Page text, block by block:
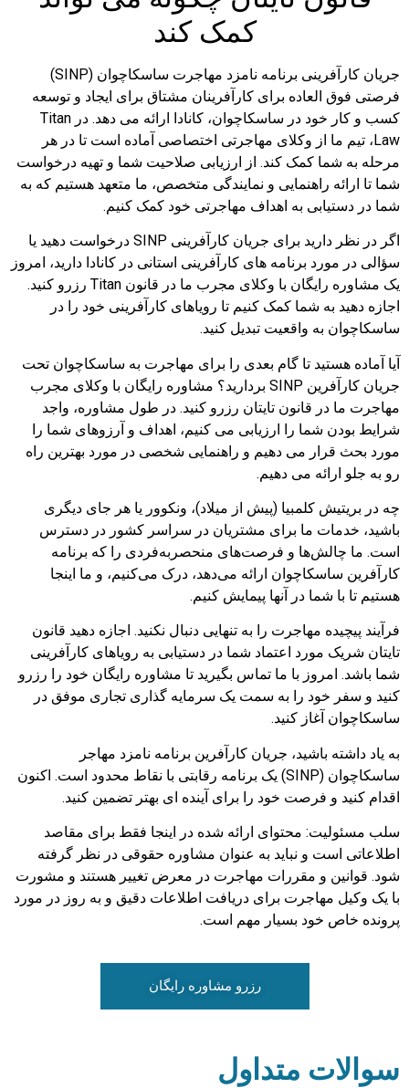
کمک کند
جریان کارآفرینی برنامه نامزد مهاجرت ساسکاچوان (SINP)
فرصتی فوق العاده برای کارآفرینان مشتاق برای ایجاد و توسعه
کسب و کار خود در ساسکاچوان، کانادا ارائه می دهد. در Titan
Law، تیم ما از وکلای مهاجرتی اختصاصی آماده است تا در هر
مرحله به شما کمک کند. از ارزیابی صلاحیت شما و تهیه درخواست
شما تا ارائه راهنمایی و نمایندگی متخصص، ما متعهد هستیم که به
شما در دستیابی به اهداف مهاجرتی خود کمک کنیم.
اگر در نظر دارید برای جریان کارآفرینی SINP درخواست دهید یا
سؤالی در مورد برنامه های کارآفرینی استانی در کانادا دارید، امروز
یک مشاوره رایگان با وکلای مجرب ما در قانون Titan رزرو کنید.
اجازه دهید به شما کمک کنیم تا رویاهای کارآفرینی خود را در
ساسکاچوان به واقعیت تبدیل کنید.
آیا آماده هستید تا گام بعدی را برای مهاجرت به ساسکاچوان تحت
جریان کارآفرین SINP بردارید؟ مشاوره رایگان با وکلای مجرب
مهاجرت ما در قانون تایتان رزرو کنید. در طول مشاوره، واجد
شرایط بودن شما را ارزیابی می کنیم، اهداف و آرزوهای شما را
مورد بحث قرار می دهیم و راهنمایی شخصی در مورد بهترین راه
رو به جلو ارائه می دهیم.
چه در بریتیش کلمبیا (پیش از میلاد)، ونکوور یا هر جای دیگری
باشید، خدمات ما برای مشتریان در سراسر کشور در دسترس
است. ما چالش‌ها و فرصت‌های منحصربه‌فردی را که برنامه
کارآفرین ساسکاچوان ارائه می‌دهد، درک می‌کنیم، و ما اینجا
هستیم تا با شما در آنها پیمایش کنیم.
فرآیند پیچیده مهاجرت را به تنهایی دنبال نکنید. اجازه دهید قانون
تایتان شریک مورد اعتماد شما در دستیابی به رویاهای کارآفرینی
شما باشد. امروز با ما تماس بگیرید تا مشاوره رایگان خود را رزرو
کنید و سفر خود را به سمت یک سرمایه گذاری تجاری موفق در
ساسکاچوان آغاز کنید.
به یاد داشته باشید، جریان کارآفرین برنامه نامزد مهاجر
ساسکاچوان (SINP) یک برنامه رقابتی با نقاط محدود است. اکنون
اقدام کنید و فرصت خود را برای آینده ای بهتر تضمین کنید.
سلب مسئولیت: محتوای ارائه شده در اینجا فقط برای مقاصد
اطلاعاتی است و نباید به عنوان مشاوره حقوقی در نظر گرفته
شود. قوانین و مقررات مهاجرت در معرض تغییر هستند و مشورت
با یک وکیل مهاجرت برای دریافت اطلاعات دقیق و به روز در مورد
پرونده خاص خود بسیار مهم است.
رزرو مشاوره رایگان
سوالات متداول